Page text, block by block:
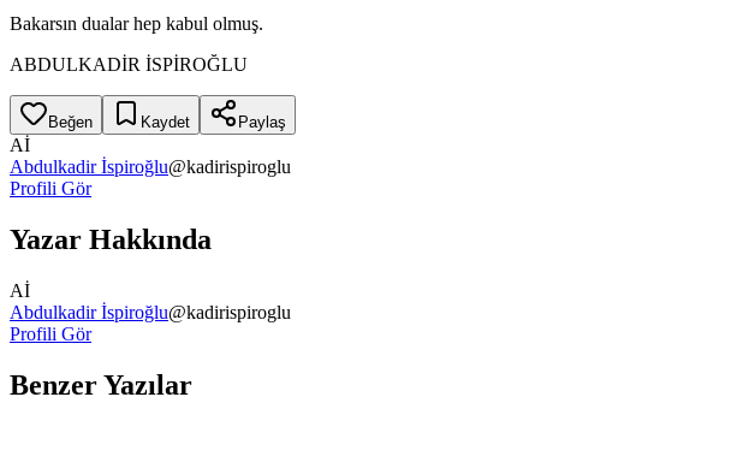
Bakarsın dualar hep kabul olmuş.
ABDULKADİR İSPİROĞLU
Beğen Kaydet Paylaş
Aİ
Abdulkadir İspiroğlu@kadirispiroglu
Profili Gör
Yazar Hakkında
Aİ
Abdulkadir İspiroğlu@kadirispiroglu
Profili Gör
Benzer Yazılar